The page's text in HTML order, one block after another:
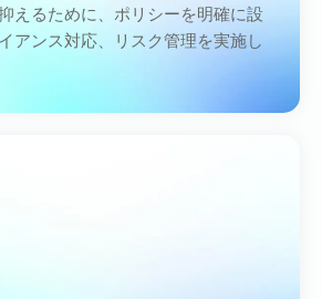
えるために、ポリシーを明確に設
アンス対応、リスク管理を実施し